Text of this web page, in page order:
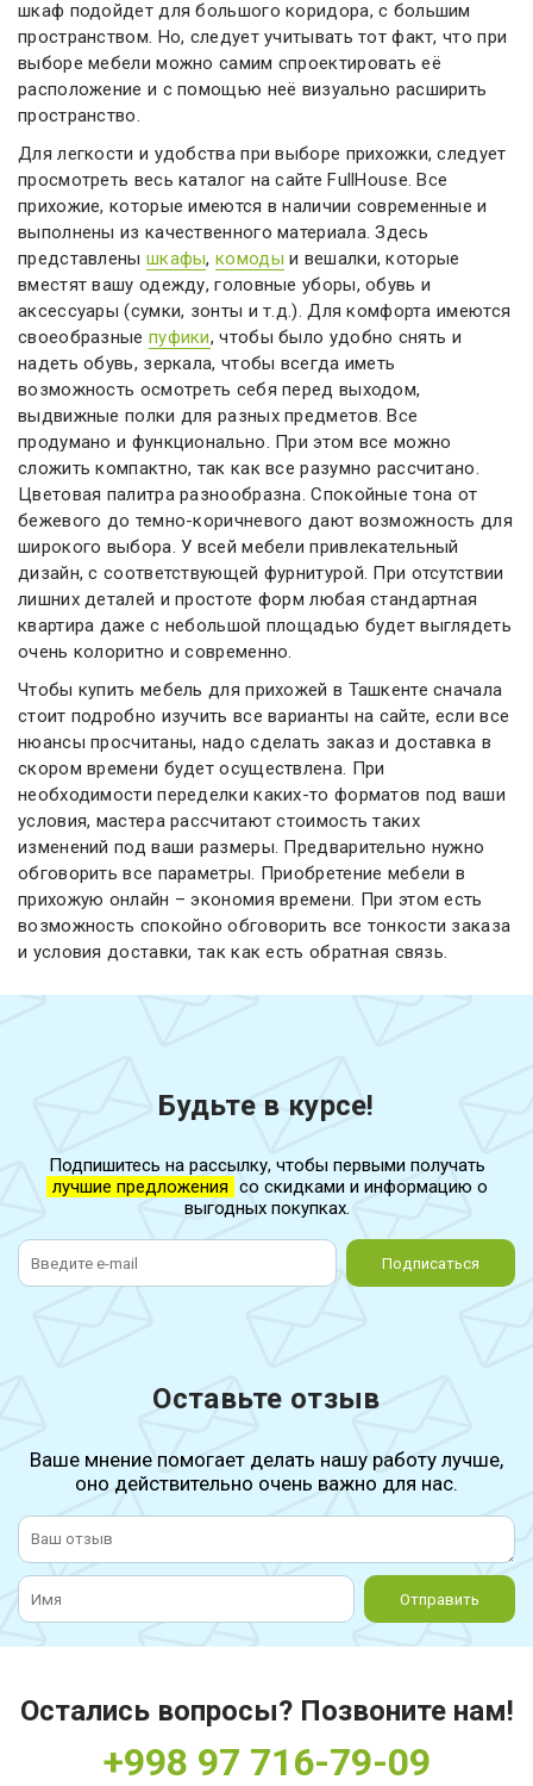
шкаф подойдет для большого коридора, с большим
пространством. Но, следует учитывать тот факт, что при
выборе мебели можно самим спроектировать её
расположение и с помощью неё визуально расширить
пространство.
Для легкости и удобства при выборе прихожки, следует
просмотреть весь каталог на сайте FullHouse. Все
прихожие, которые имеются в наличии современные и
выполнены из качественного материала. Здесь
представлены шкафы,комоды и вешалки, которые
вместят вашу одежду, головные уборы, обувь и
аксессуары (сумки, зонты и т.д.). Для комфорта имеются
своеобразные пуфики, чтобы было удобно снять и
надеть обувь, зеркала, чтобы всегда иметь
возможность осмотреть себя перед выходом,
выдвижные полки для разных предметов. Все
продумано и функционально. При этом все можно
сложить компактно, так как все разумно рассчитано.
Цветовая палитра разнообразна. Спокойные тона от
бежевого до темно-коричневого дают возможность для
широкого выбора. У всей мебели привлекательный
дизайн, с соответствующей фурнитурой. При отсутствии
лишних деталей и простоте форм любая стандартная
квартира даже с небольшой площадью будет выглядеть
очень колоритно и современно.
Чтобы купить мебель для прихожей в Ташкенте сначала
стоит подробно изучить все варианты на сайте, если все
нюансы просчитаны, надо сделать заказ и доставка в
скором времени будет осуществлена. При
необходимости переделки каких-то форматов под ваши
условия, мастера рассчитают стоимость таких
изменений под ваши размеры. Предварительно нужно
обговорить все параметры. Приобретение мебели в
прихожую онлайн – экономия времени. При этом есть
возможность спокойно обговорить все тонкости заказа
и условия доставки, так как есть обратная связь.
Будьте в курсе!
Подпишитесь на рассылку, чтобы первыми получать
лучшие предложения со скидками и информацию о
выгодных покупках.
Подписаться
Оставьте отзыв
Ваше мнение помогает делать нашу работу лучше,
оно действительно очень важно для нас.
Отправить
Остались вопросы? Позвоните нам!
+998 97 716-79-09